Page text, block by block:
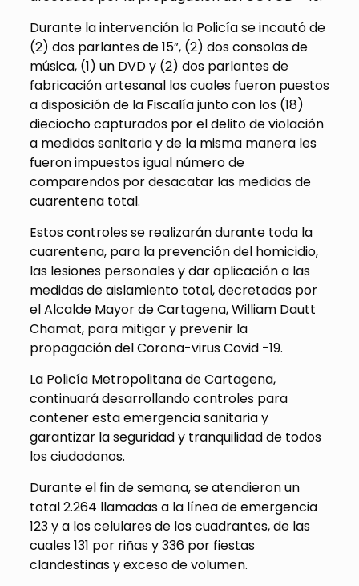
Durante la intervención la Policía se incautó de
(2) dos parlantes de 15”, (2) dos consolas de
música, (1) un DVD y (2) dos parlantes de
fabricación artesanal los cuales fueron puestos
a disposición de la Fiscalía junto con los (18)
dieciocho capturados por el delito de violación
a medidas sanitaria y de la misma manera les
fueron impuestos igual número de
comparendos por desacatar las medidas de
cuarentena total.
Estos controles se realizarán durante toda la
cuarentena, para la prevención del homicidio,
las lesiones personales y dar aplicación a las
medidas de aislamiento total, decretadas por
el Alcalde Mayor de Cartagena, William Dautt
Chamat, para mitigar y prevenir la
propagación del Corona-virus Covid -19.
La Policía Metropolitana de Cartagena,
continuará desarrollando controles para
contener esta emergencia sanitaria y
garantizar la seguridad y tranquilidad de todos
los ciudadanos.
Durante el fin de semana, se atendieron un
total 2.264 llamadas a la línea de emergencia
123 y a los celulares de los cuadrantes, de las
cuales 131 por riñas y 336 por fiestas
clandestinas y exceso de volumen.